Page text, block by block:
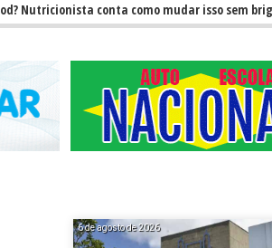
conta como mudar isso sem brigas
6 de agosto de 2026